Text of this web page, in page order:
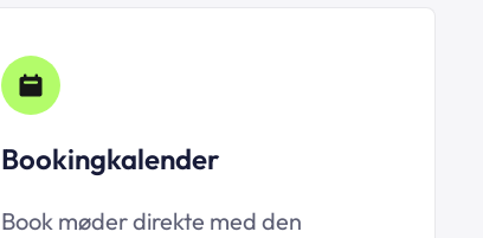
Bookingkalender
Book møder direkte med den